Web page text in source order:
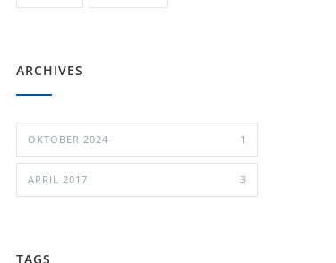
ARCHIVES
OKTOBER 2024 1
APRIL 2017 3
TAGS